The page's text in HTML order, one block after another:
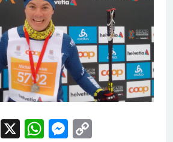
Facebook
X WhatsApp
Messenger